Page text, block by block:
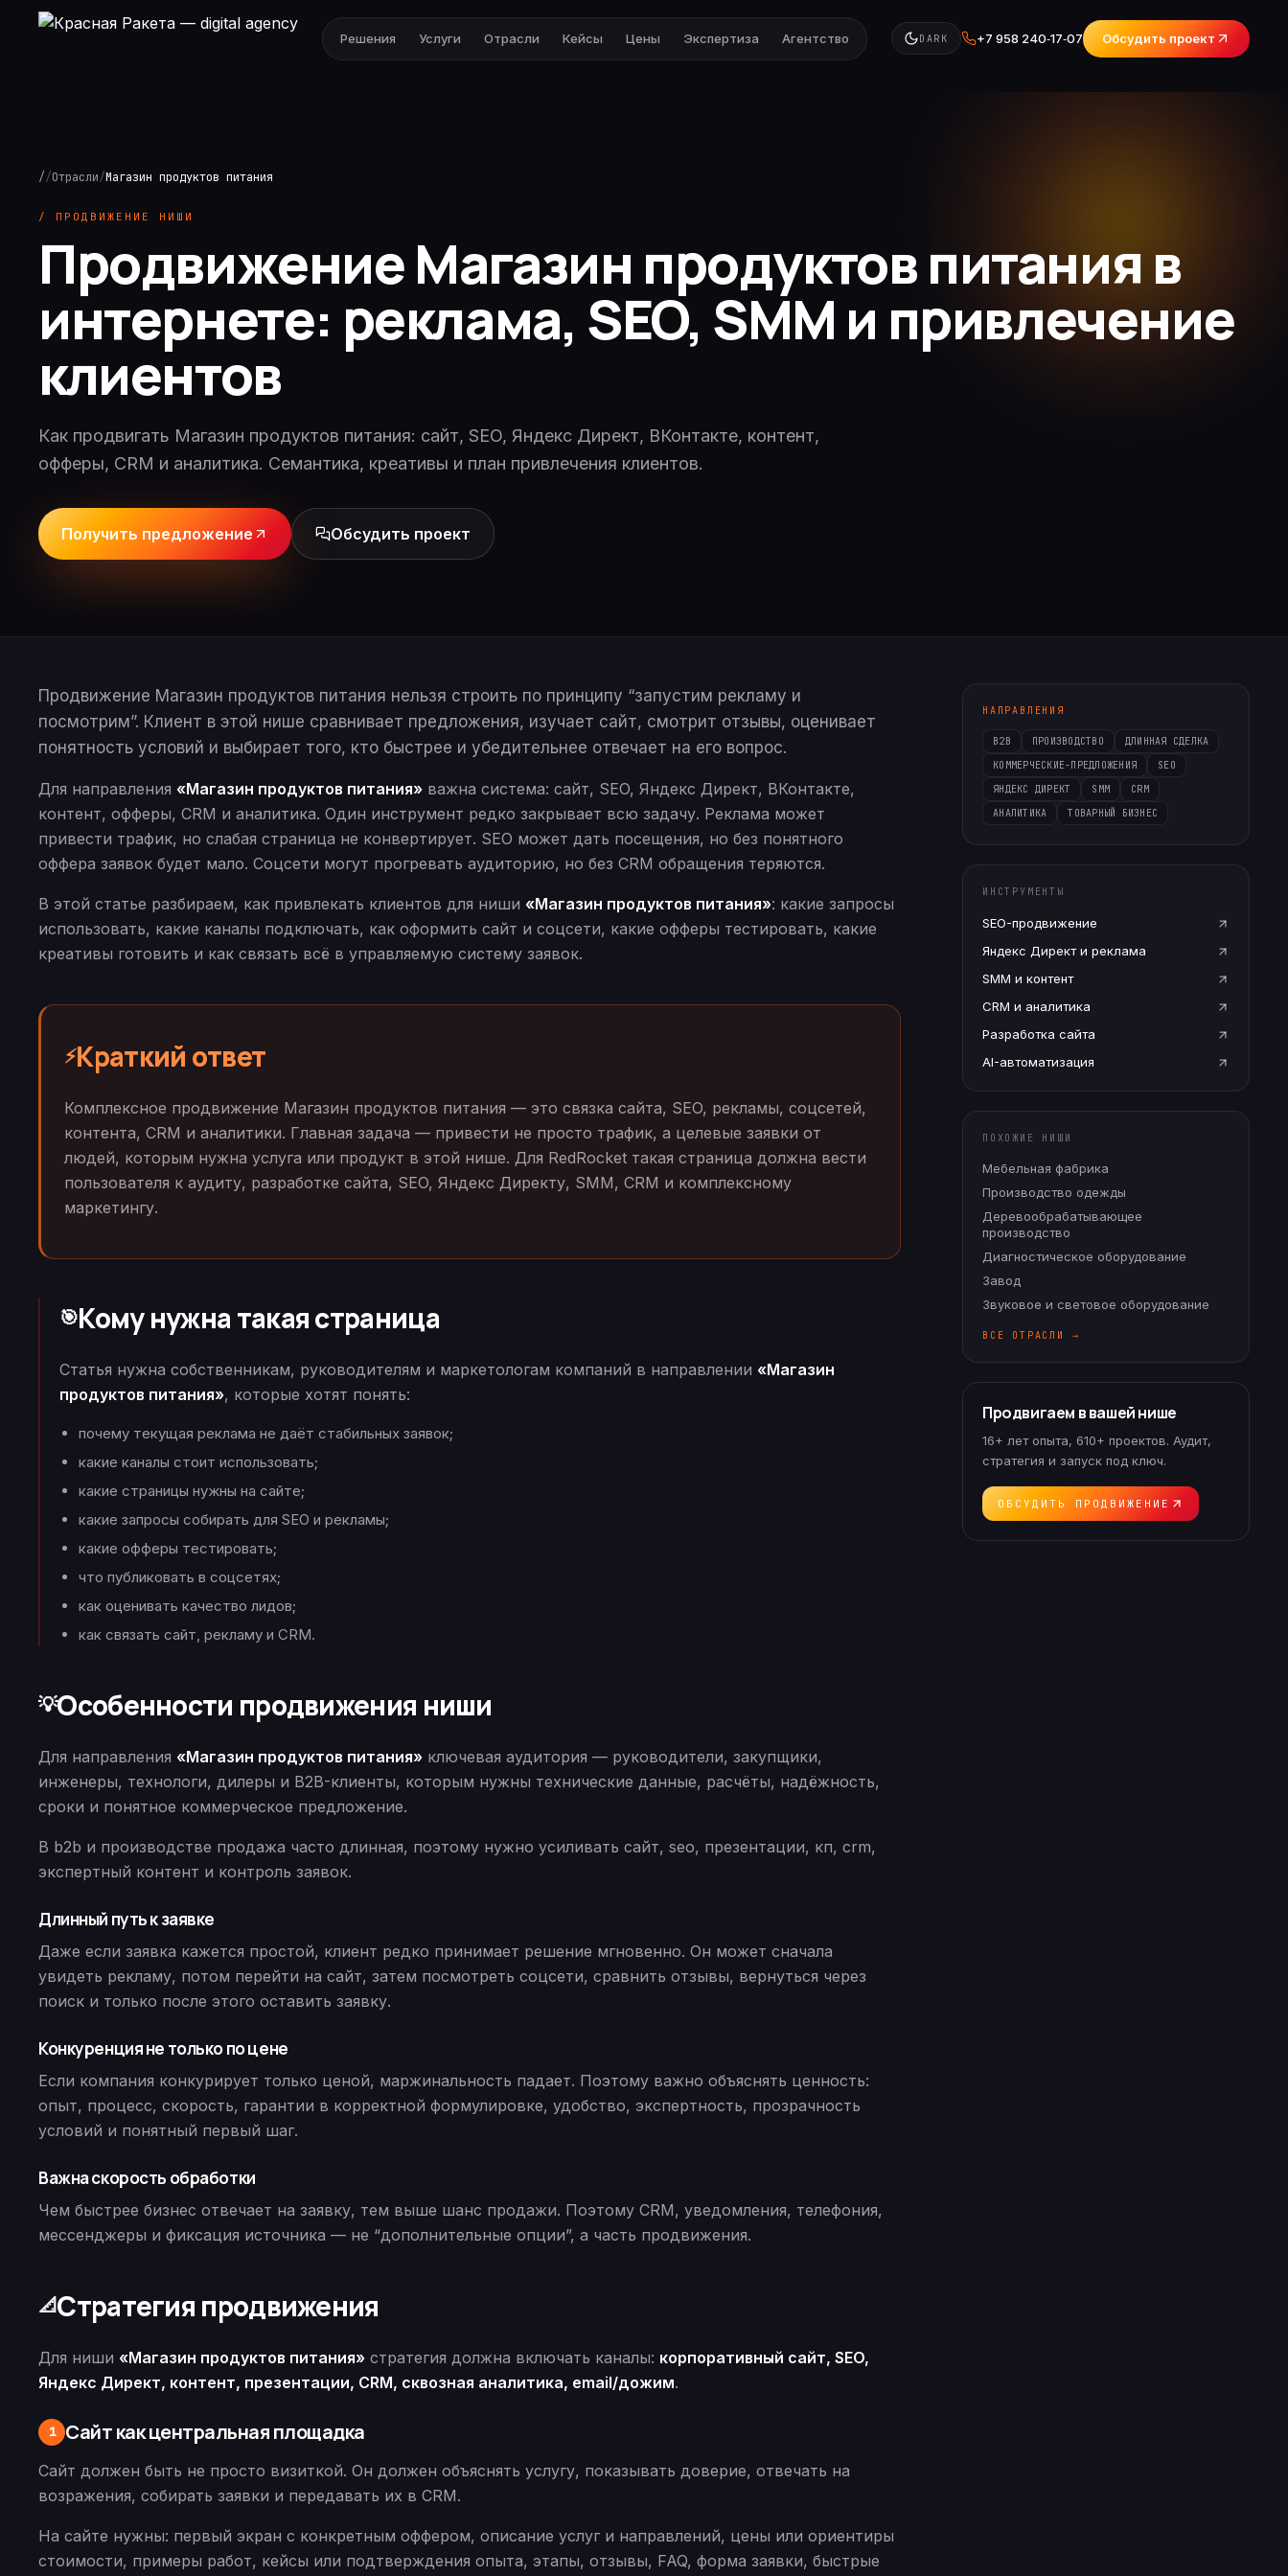
Решения Услуги Отрасли Кейсы Цены Экспертиза Агентство DARK +7 958 240‑17‑07 Обсудить проект
//Отрасли/Магазин продуктов питания
/ ПРОДВИЖЕНИЕ НИШИ
Продвижение Магазин продуктов питания в
интернете: реклама, SEO, SMM и привлечение
клиентов
Как продвигать Магазин продуктов питания: сайт, SEO, Яндекс Директ, ВКонтакте, контент,
офферы, CRM и аналитика. Семантика, креативы и план привлечения клиентов.
Получить предложение Обсудить проект
Продвижение Магазин продуктов питания нельзя строить по принципу “запустим рекламу и
посмотрим”. Клиент в этой нише сравнивает предложения, изучает сайт, смотрит отзывы, оценивает
понятность условий и выбирает того, кто быстрее и убедительнее отвечает на его вопрос.
Для направления «Магазин продуктов питания» важна система: сайт, SEO, Яндекс Директ, ВКонтакте,
контент, офферы, CRM и аналитика. Один инструмент редко закрывает всю задачу. Реклама может
привести трафик, но слабая страница не конвертирует. SEO может дать посещения, но без понятного
оффера заявок будет мало. Соцсети могут прогревать аудиторию, но без CRM обращения теряются.
В этой статье разбираем, как привлекать клиентов для ниши «Магазин продуктов питания»: какие запросы
использовать, какие каналы подключать, как оформить сайт и соцсети, какие офферы тестировать, какие
креативы готовить и как связать всё в управляемую систему заявок.
⚡Краткий ответ
Комплексное продвижение Магазин продуктов питания — это связка сайта, SEO, рекламы, соцсетей,
контента, CRM и аналитики. Главная задача — привести не просто трафик, а целевые заявки от
людей, которым нужна услуга или продукт в этой нише. Для RedRocket такая страница должна вести
пользователя к аудиту, разработке сайта, SEO, Яндекс Директу, SMM, CRM и комплексному
маркетингу.
🎯Кому нужна такая страница
Статья нужна собственникам, руководителям и маркетологам компаний в направлении «Магазин
продуктов питания», которые хотят понять:
почему текущая реклама не даёт стабильных заявок;
какие каналы стоит использовать;
какие страницы нужны на сайте;
какие запросы собирать для SEO и рекламы;
какие офферы тестировать;
что публиковать в соцсетях;
как оценивать качество лидов;
как связать сайт, рекламу и CRM.
💡Особенности продвижения ниши
Для направления «Магазин продуктов питания» ключевая аудитория — руководители, закупщики,
инженеры, технологи, дилеры и B2B-клиенты, которым нужны технические данные, расчёты, надёжность,
сроки и понятное коммерческое предложение.
В b2b и производстве продажа часто длинная, поэтому нужно усиливать сайт, seo, презентации, кп, crm,
экспертный контент и контроль заявок.
Длинный путь к заявке
Даже если заявка кажется простой, клиент редко принимает решение мгновенно. Он может сначала
увидеть рекламу, потом перейти на сайт, затем посмотреть соцсети, сравнить отзывы, вернуться через
поиск и только после этого оставить заявку.
Конкуренция не только по цене
Если компания конкурирует только ценой, маржинальность падает. Поэтому важно объяснять ценность:
опыт, процесс, скорость, гарантии в корректной формулировке, удобство, экспертность, прозрачность
условий и понятный первый шаг.
Важна скорость обработки
Чем быстрее бизнес отвечает на заявку, тем выше шанс продажи. Поэтому CRM, уведомления, телефония,
мессенджеры и фиксация источника — не “дополнительные опции”, а часть продвижения.
📐Стратегия продвижения
Для ниши «Магазин продуктов питания» стратегия должна включать каналы: корпоративный сайт, SEO,
Яндекс Директ, контент, презентации, CRM, сквозная аналитика, email/дожим.
1 Сайт как центральная площадка
Сайт должен быть не просто визиткой. Он должен объяснять услугу, показывать доверие, отвечать на
возражения, собирать заявки и передавать их в CRM.
На сайте нужны: первый экран с конкретным оффером, описание услуг и направлений, цены или ориентиры
стоимости, примеры работ, кейсы или подтверждения опыта, этапы, отзывы, FAQ, форма заявки, быстрые
НАПРАВЛЕНИЯ
B2B ПРОИЗВОДСТВО
ДЛИННАЯ СДЕЛКА
КОММЕРЧЕСКИЕ-ПРЕДЛОЖЕНИЯ
SEO
ЯНДЕКС ДИРЕКТ
SMM
CRM
АНАЛИТИКА
ТОВАРНЫЙ БИЗНЕС
ИНСТРУМЕНТЫ
SEO-продвижение
Яндекс Директ и реклама
SMM и контент
CRM и аналитика
Разработка сайта
AI-автоматизация
ПОХОЖИЕ НИШИ
Мебельная фабрика
Производство одежды
Деревообрабатывающее
производство
Диагностическое оборудование
Завод
Звуковое и световое оборудование
ВСЕ ОТРАСЛИ →
Продвигаем в вашей нише
16+ лет опыта, 610+ проектов. Аудит,
стратегия и запуск под ключ.
ОБСУДИТЬ ПРОДВИЖЕНИЕ